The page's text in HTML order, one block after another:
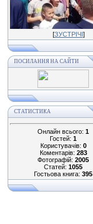
[ЗУСТРІЧІ]
ПОСИЛАННЯ НА САЙТИ
СТАТИСТИКА
Онлайн всього: 1
Гостей: 1
Користувачів: 0
Коментарів: 283
Фотографій: 2005
Статей: 1055
Гостьова книга: 395